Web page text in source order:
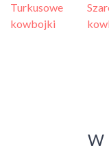
Turkusowe
kowbojki
W